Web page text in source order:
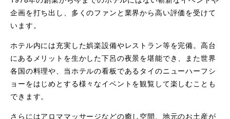
企画を打ち出し、多くのファンと業界から高い評価を受けて
います。
ホテル内には充実した娯楽設備やレストラン等を完備。高台
にあるメリットを生かした下呂の夜景を堪能でき、また世界
各国の料理や、当ホテルの看板であるタイのニューハーフシ
ョーをはじめとする様々なイベントを観覧して楽しむことも
できます。
さらにはアロママッサージなどの癒し空間、地元のお土産が